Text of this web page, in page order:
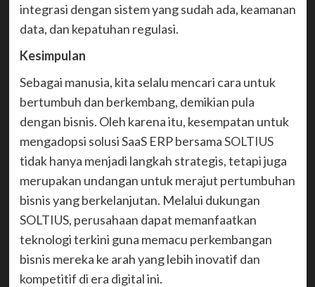
integrasi dengan sistem yang sudah ada, keamanan
data, dan kepatuhan regulasi.
Kesimpulan
Sebagai manusia, kita selalu mencari cara untuk
bertumbuh dan berkembang, demikian pula
dengan bisnis. Oleh karena itu, kesempatan untuk
mengadopsi solusi SaaS ERP bersamaSOLTIUS
tidak hanya menjadi langkah strategis, tetapi juga
merupakan undangan untuk merajut pertumbuhan
bisnis yang berkelanjutan. Melalui dukungan
SOLTIUS, perusahaan dapat memanfaatkan
teknologi terkini guna memacu perkembangan
bisnis mereka ke arah yang lebih inovatif dan
kompetitif di era digital ini.